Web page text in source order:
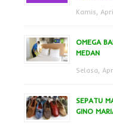
Kamis,
OMEGA
MEDAN
Selasa,
SEPATU
GINO